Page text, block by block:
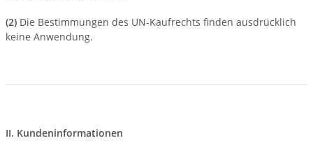
(2) Die Bestimmungen des UN-Kaufrechts finden ausdrücklich
keine Anwendung.
II. Kundeninformationen